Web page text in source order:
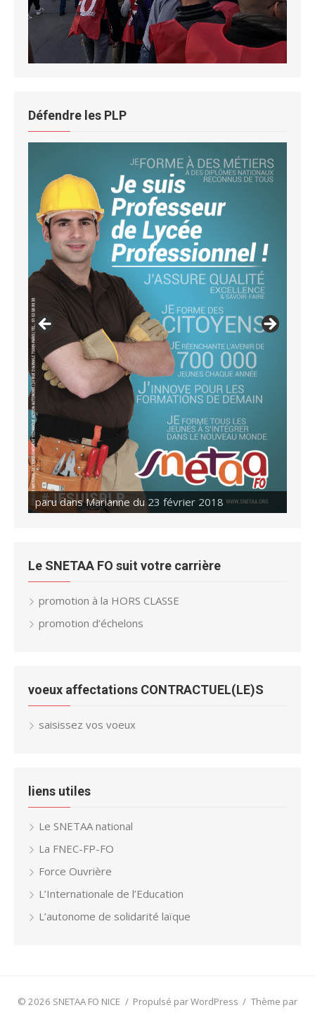
Syndicats FO83
Défendre les PLP
paru dans Marianne du 23 février 2018
paru dans Marianne du 02 mars 2018
Le SNETAA FO suit votre carrière
promotion à la HORS CLASSE
promotion d’échelons
voeux affectations CONTRACTUEL(LE)S
saisissez vos voeux
liens utiles
Le SNETAA national
La FNEC-FP-FO
Force Ouvrière
L’Internationale de l’Education
L’autonome de solidarité laïque
© 2026 SNETAA FO NICE / Propulsé par WordPress / Thème par